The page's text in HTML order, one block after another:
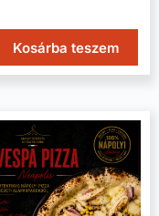
Kosárba teszem